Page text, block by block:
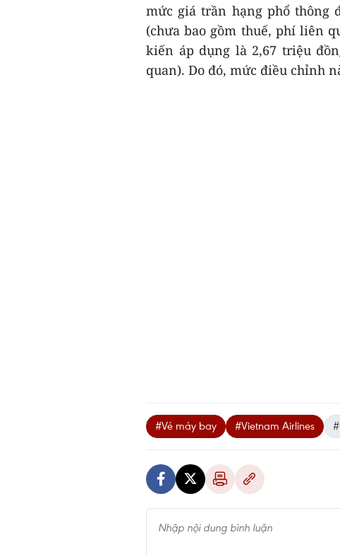
mức giá trần hạng phổ thông
(chưa bao gồm thuế, phí liên
kiến áp dụng là 2,67 triệu
quan). Do đó, mức điều chỉnh
#Vé máy bay #Vietnam Airlines